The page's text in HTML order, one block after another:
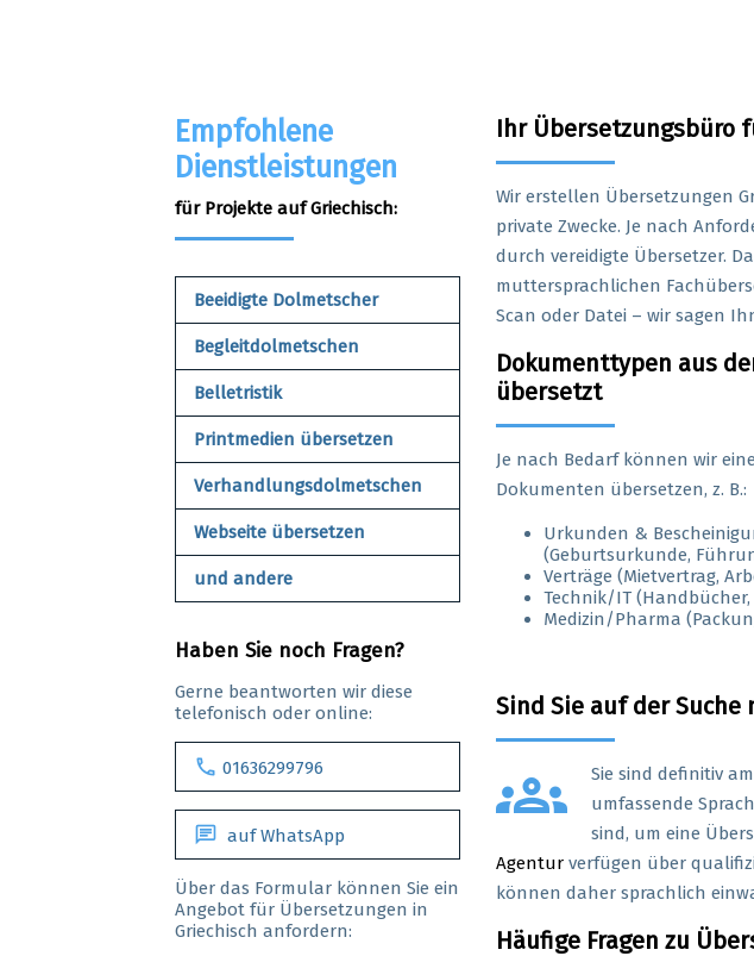
Ihr Übersetzungsbüro
Wir erstellen Übersetzungen
private Zwecke. Je nach
durch vereidigte Übersetzer.
muttersprachlichen
Scan oder Datei – wir sagen
Dokumenttypen aus
übersetzt
Je nach Bedarf können wir
Dokumenten übersetzen, z. B.:
Urkunden &
(Geburtsurkunde,
Verträge (Mietvertrag,
Technik/IT
Medizin/Pharma
Sind Sie auf der
groups Sie sind definitiv
umfassende
sind, um eine
Agentur verfügen über
können daher sprachlich
Häufige Fragen zu
Empfohlene
Dienstleistungen
für Projekte auf Griechisch:
Beeidigte Dolmetscher
Begleitdolmetschen
Belletristik
Printmedien übersetzen
Verhandlungs​dolmetschen
Webseite übersetzen
und andere
Haben Sie noch Fragen?
Gerne beantworten wir diese
telefonisch oder online:
call 01636299796
chat auf WhatsApp
Über das Formular können Sie ein
Angebot für Übersetzungen in
Griechisch anfordern: